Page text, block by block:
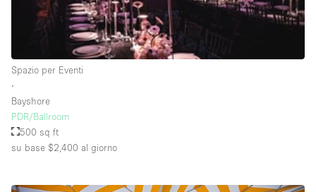
Parcheggio privato
Piano terra
Raw
Sistema di sicurezza
Smoking Area
Soundproof
Spazio per Eventi
∙
Bayshore
PDR/Ballroom
500 sq ft
su base $2,400 al giorno